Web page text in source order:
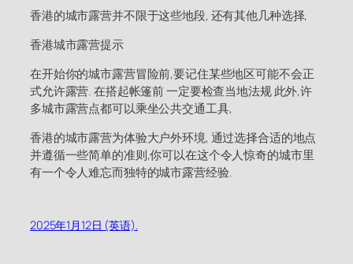
香港的城市露营并不限于这些地段, 还有其他几种选择,
香港城市露营提示
在开始你的城市露营冒险前,要记住某些地区可能不会正
式允许露营. 在搭起帐篷前 一定要检查当地法规 此外,许
多城市露营点都可以乘坐公共交通工具,
香港的城市露营为体验大户外环境, 通过选择合适的地点
并遵循一些简单的准则,你可以在这个令人惊奇的城市里
有一个令人难忘而独特的城市露营经验.
2025年1月12日 (英语).